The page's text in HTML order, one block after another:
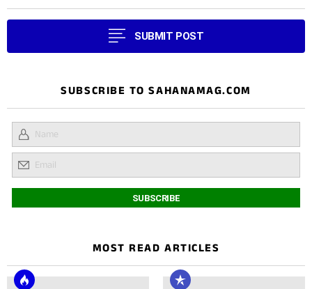
SUBMIT POST
SUBSCRIBE TO SAHANAMAG.COM
MOST READ ARTICLES